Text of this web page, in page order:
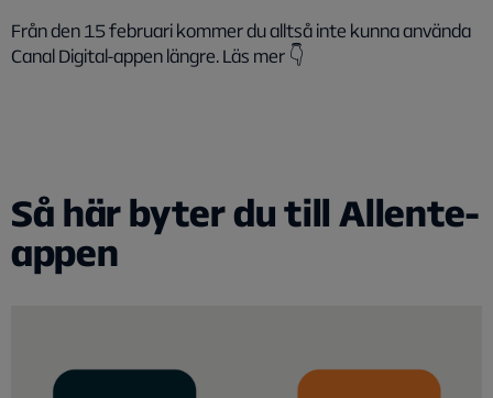
Från den 15 februari kommer du alltså inte kunna använda
Canal Digital-appen längre. Läs mer 👇
Så här byter du till Allente-
appen